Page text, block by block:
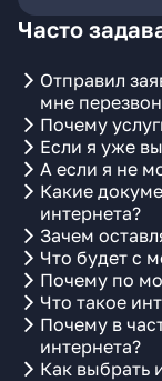
Часто
Отправил
мне
Почему
Если я уже
А если я не
Какие
интернета?
Зачем
Что будет с
Почему по
Что такое
Почему в
интернета?
Как выбрать